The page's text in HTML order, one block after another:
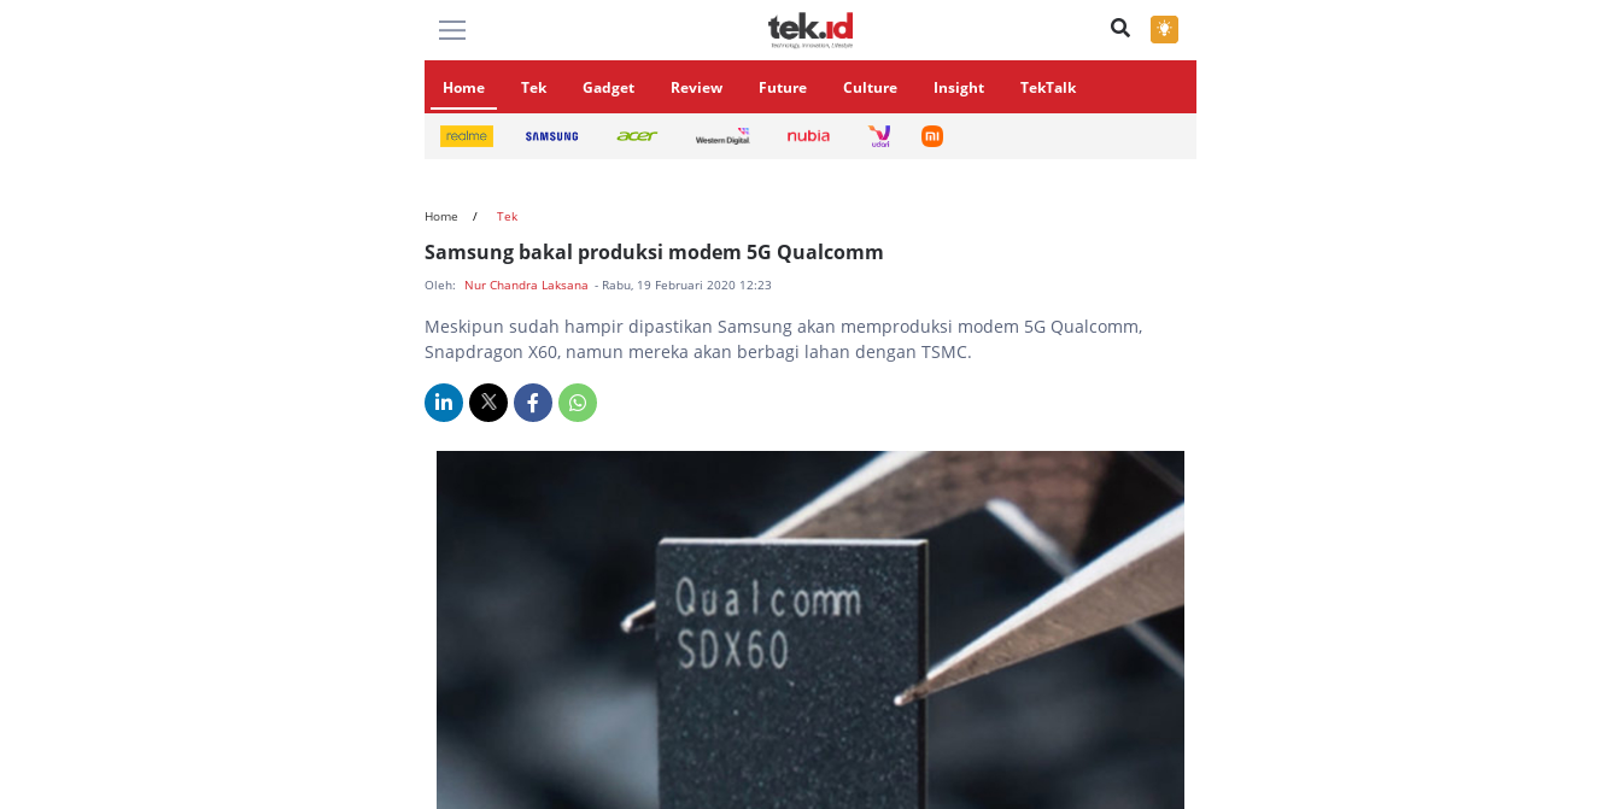
×
Home Tek Gadget Review Future Culture Insight TekTalk
Home Tek
Samsung bakal produksi modem 5G Qualcomm
Oleh: Nur Chandra Laksana - Rabu, 19 Februari 2020 12:23
Meskipun sudah hampir dipastikan Samsung akan memproduksi modem 5G Qualcomm,
Snapdragon X60, namun mereka akan berbagi lahan dengan TSMC.